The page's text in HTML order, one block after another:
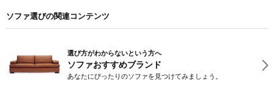
ソファ選びの関連コンテンツ
選び方がわからないという方へ
ソファおすすめブランド
あなたにぴったりのソファを見つけてみましょう。